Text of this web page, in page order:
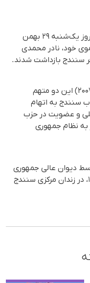
کیومرث محمدی، برادر کیوان محمدی روز یک‌شنبه ۲۹ بهمن
پسرعموی خود، نادر محمدی
سنندج بازداشت شدند.
روز شنبه ۱۳ مرداد ۱۳۸۶ ( ۴ آگوست ۲۰۰۷) این دو متهم
سنندج به اتهام
و عضویت در حزب
به نظام جمهوری
دیوان عالی جمهوری
اسلامی ایران، در تاریخ ١٨ مهرماه ۱۳۸۶، در زندان مرکزی سنندج